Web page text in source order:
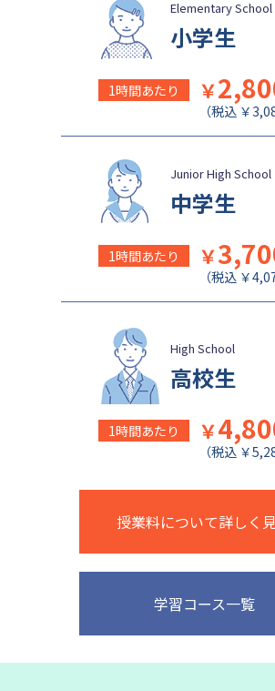
日本女子大学附属中学校 公文国際学園
Elementary School
小学生
1時間あたり ￥
（税込 ￥
Junior High School
中学生
1時間あたり ￥
（税込 ￥
High School
高校生
1時間あたり ￥
（税込 ￥
授業料について詳しく
学習コース一覧